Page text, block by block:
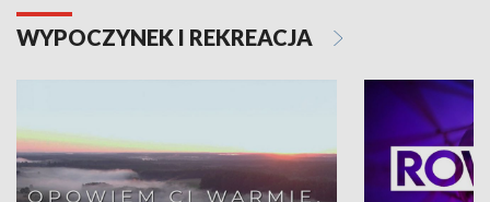
WYPOCZYNEK I REKREACJA